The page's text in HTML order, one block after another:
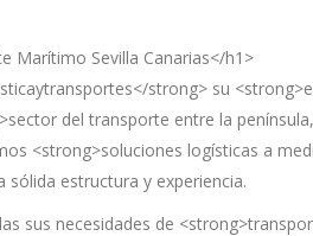
Marítimo Sevilla Canarias</h1>
strong> su
del transporte entre la
<strong>soluciones logísticas a
sólida estructura y experiencia.
sus necesidades de